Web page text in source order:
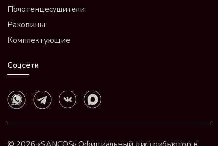
Полотенцесушители
Раковины
Комплектующие
Соцсети
© 2026 «SANCOS» Официальный дистрибьютор в